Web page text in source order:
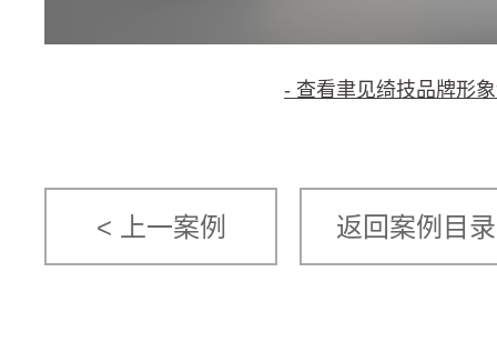
- 查看聿见绮技品牌形
< 上一案例 返回案例目录